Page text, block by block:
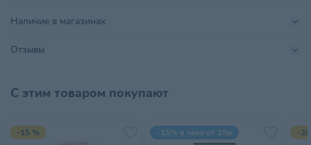
Размер питомца
Страна происхождения
Тип упаковки Пакет
Условия хранения
Хранить в сухом, прохладном
Наличие в магазинах
Отзывы
С этим товаром покупают
-15 % -15% в чеке от 25р -